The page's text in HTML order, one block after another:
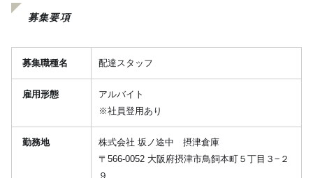
募集要項
募集職種名 配達スタッフ
雇用形態
アルバイト
※社員登用あり
勤務地
株式会社 坂ノ途中 摂津倉庫
〒566-0052 大阪府摂津市鳥飼本町５丁目３−２
９